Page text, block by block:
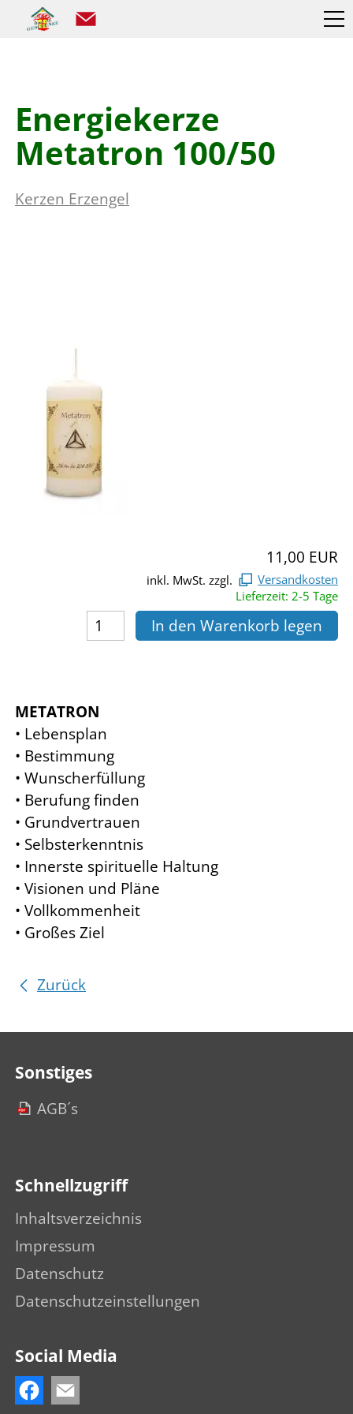
Energiekerze
Metatron 100/50
Kerzen Erzengel
11,00 EUR
inkl. MwSt. zzgl.
Versandkosten
Lieferzeit: 2-5 Tage
In den Warenkorb legen
METATRON
• Lebensplan
• Bestimmung
• Wunscherfüllung
• Berufung finden
• Grundvertrauen
• Selbsterkenntnis
• Innerste spirituelle Haltung
• Visionen und Pläne
• Vollkommenheit
• Großes Ziel
Zurück
Sonstiges
AGB´s
Schnellzugriff
Inhaltsverzeichnis
Impressum
Datenschutz
Datenschutzeinstellungen
Social Media